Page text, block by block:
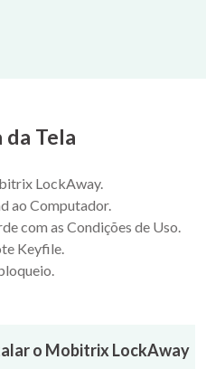
Tela
LockAway.
ao Computador.
com as Condições de Uso.
Keyfile.
o Mobitrix LockAway